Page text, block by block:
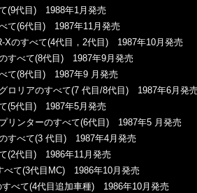
(9代目) 1988年1月発売
て(6代目) 1987年11月発売
のすべて(4代目，2代目) 1987年10月発売
すべて(8代目) 1987年9月発売
て(8代目) 1987年9 月発売
ロリアのすべて(7 代目/8代目) 1987年6月発
(5代目) 1987年5月発売
リンターのすべて(6代目) 1987年5 月発売
すべて(3 代目) 1987年4月発売
(2代目) 1986年11月発売
て(3代目MC) 1986年10月発売
べて(4代目追加車種) 1986年10月発売